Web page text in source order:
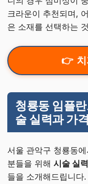
크라운이 추천되며,
은 소재를 선택하는
청룡동 임플
술 실력과 가
서울 관악구 청룡동
분들을 위해 시술 실
들을 소개해드립니다